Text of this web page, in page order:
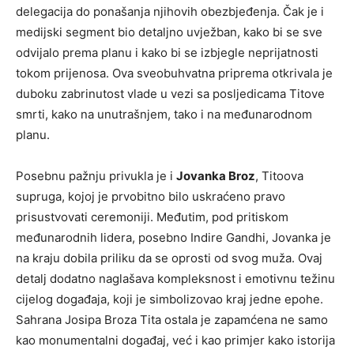
delegacija do ponašanja njihovih obezbjeđenja. Čak je i
medijski segment bio detaljno uvježban, kako bi se sve
odvijalo prema planu i kako bi se izbjegle neprijatnosti
tokom prijenosa. Ova sveobuhvatna priprema otkrivala je
duboku zabrinutost vlade u vezi sa posljedicama Titove
smrti, kako na unutrašnjem, tako i na međunarodnom
planu.
Posebnu pažnju privukla je i Jovanka Broz, Titoova
supruga, kojoj je prvobitno bilo uskraćeno pravo
prisustvovati ceremoniji. Međutim, pod pritiskom
međunarodnih lidera, posebno Indire Gandhi, Jovanka je
na kraju dobila priliku da se oprosti od svog muža. Ovaj
detalj dodatno naglašava kompleksnost i emotivnu težinu
cijelog događaja, koji je simbolizovao kraj jedne epohe.
Sahrana Josipa Broza Tita ostala je zapamćena ne samo
kao monumentalni događaj, već i kao primjer kako istorija